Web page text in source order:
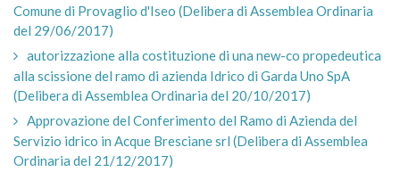
Comune di Provaglio d'Iseo (Delibera di Assemblea Ordinaria
del 29/06/2017)
autorizzazione alla costituzione di una new-co propedeutica
alla scissione del ramo di azienda Idrico di Garda Uno SpA
(Delibera di Assemblea Ordinaria del 20/10/2017)
Approvazione del Conferimento del Ramo di Azienda del
Servizio idrico in Acque Bresciane srl (Delibera di Assemblea
Ordinaria del 21/12/2017)